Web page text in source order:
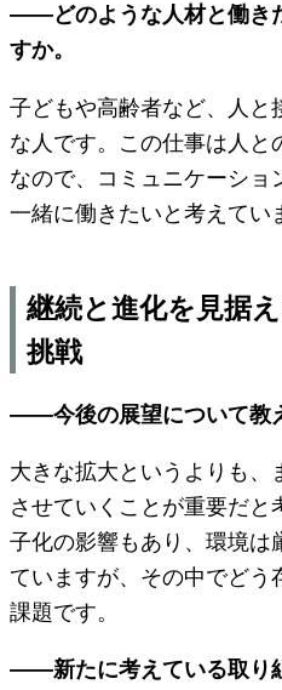
――どのような人材と働き
すか。
子どもや高齢者など、人と
な人です。この仕事は人と
なので、コミュニケーショ
一緒に働きたいと考えてい
継続と進化を見据
挑戦
――今後の展望について教
大きな拡大というよりも、
させていくことが重要だと
子化の影響もあり、環境は
ていますが、その中でどう
課題です。
――新たに考えている取り